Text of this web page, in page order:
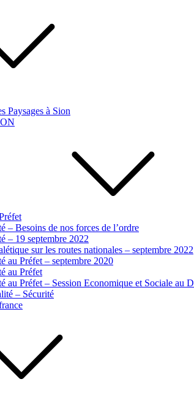
Paysages à Sion
– Besoins de nos forces de l’ordre
– 19 septembre 2022
sur les routes nationales – septembre 2022
au Préfet – septembre 2020
au Préfet
au Préfet – Session Economique et Sociale au
– Sécurité